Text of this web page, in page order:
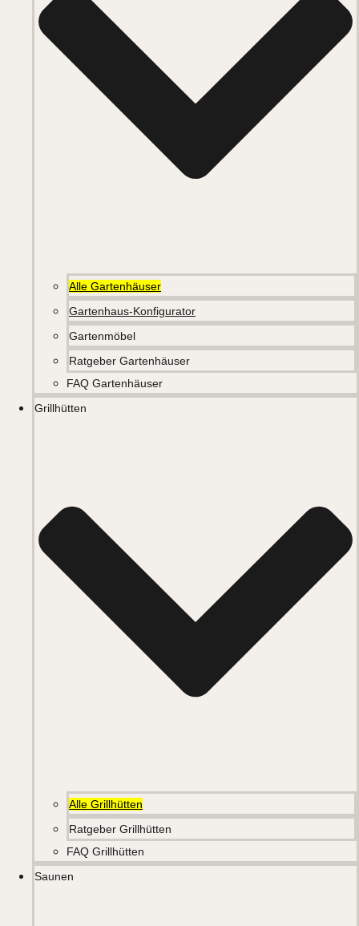
Alle Gartenhäuser
Gartenhaus-Konfigurator
Gartenmöbel
Ratgeber Gartenhäuser
FAQ Gartenhäuser
Grillhütten
Alle Grillhütten
Ratgeber Grillhütten
FAQ Grillhütten
Saunen